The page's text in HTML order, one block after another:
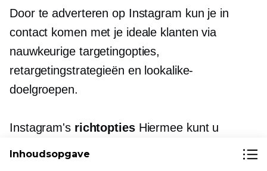
Door te adverteren op Instagram kun je in
contact komen met je ideale klanten via
nauwkeurige targetingopties,
retargetingstrategieën en lookalike-
doelgroepen.
Instagram's richtoptiesHiermee kunt u
mensen bereiken op basis van interesses,
Inhoudsopgave